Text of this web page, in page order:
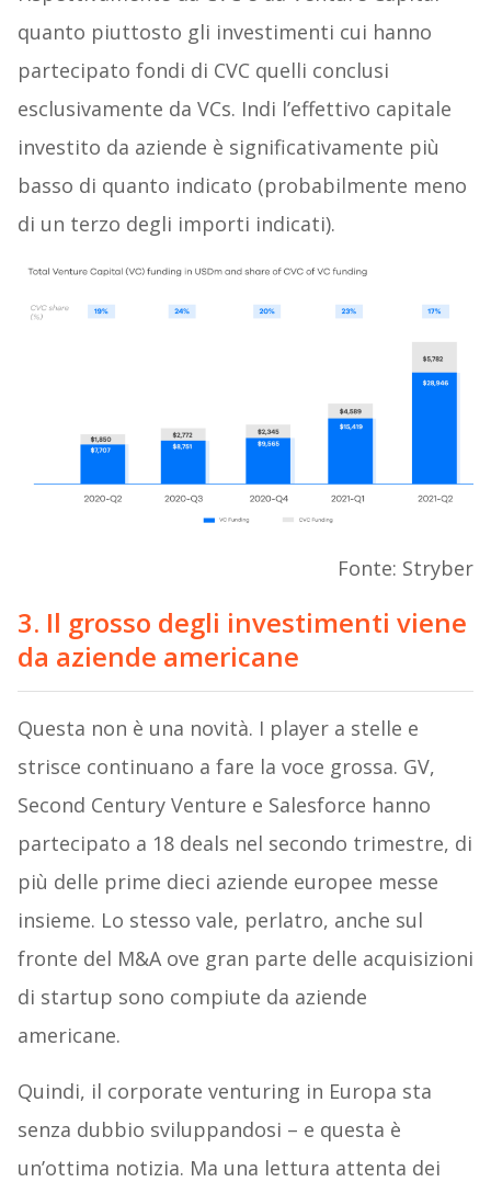
quanto piuttosto gli investimenti cui hanno
partecipato fondi di CVC quelli conclusi
esclusivamente da VCs. Indi l’effettivo capitale
investito da aziende è significativamente più
basso di quanto indicato (probabilmente meno
di un terzo degli importi indicati).
Fonte: Stryber
3. Il grosso degli investimenti viene
da aziende americane
Questa non è una novità. I player a stelle e
strisce continuano a fare la voce grossa. GV,
Second Century Venture e Salesforce hanno
partecipato a 18 deals nel secondo trimestre, di
più delle prime dieci aziende europee messe
insieme. Lo stesso vale, perlatro, anche sul
fronte del M&A ove gran parte delle acquisizioni
di startup sono compiute da aziende
americane.
Quindi, il corporate venturing in Europa sta
senza dubbio sviluppandosi – e questa è
un’ottima notizia. Ma una lettura attenta dei